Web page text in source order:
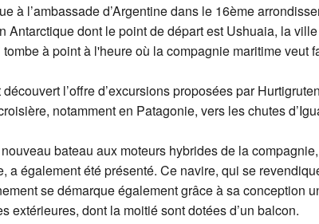
à l’ambassade d’Argentine dans le 16ème
Antarctique dont le point de départ est Ushuaia, la
à point à l'heure où la compagnie maritime veut
l’offre d’excursions proposées par
notamment en Patagonie, vers les chutes
bateau aux moteurs hybrides de la
a également été présenté. Ce navire, qui se
se démarque également grâce à sa conception
extérieures, dont la moitié sont dotées d’un balcon.